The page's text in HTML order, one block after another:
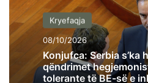
Kryefaqja
08/10/2026
Konjufca: Serbia s’ka
qëndrimet
tolerante të BE-së e